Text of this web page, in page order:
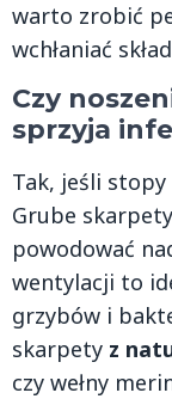
warto zrobić
wchłaniać
Czy
sprzyja
Tak, jeśli
Grube
powodować
wentylacji to
grzybów i
skarpety z
czy wełny